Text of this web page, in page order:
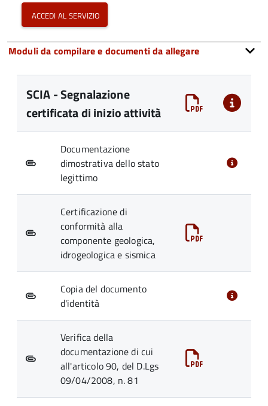
accedi al servizio
Moduli da compilare e documenti da allegare
SCIA - Segnalazione
certificata di inizio attività
Documentazione
dimostrativa dello stato
legittimo
Certificazione di
conformità alla
componente geologica,
idrogeologica e sismica
Copia del documento
d'identità
Verifica della
documentazione di cui
all'articolo 90, del D.Lgs
09/04/2008, n. 81